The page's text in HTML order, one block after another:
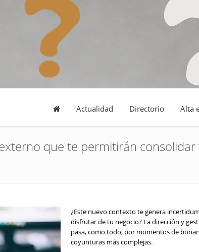
Actualidad Directorio Alta
que te permitirán consolidar
¿Este nuevo contexto te genera
disfrutar de tu negocio? La dirección y
pasa, como todo, por momentos de
coyunturas más complejas.